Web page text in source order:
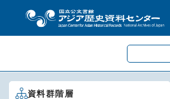
資料群階層